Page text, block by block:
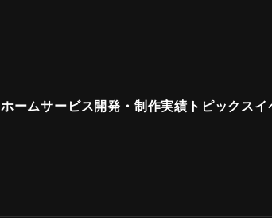
ホームサービス開発・制作実績 トピックスイ